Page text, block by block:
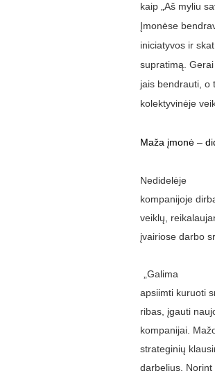
kaip „Aš myliu
Įmonėse
iniciatyvos ir
supratimą.
jais bendrauti, o
kolektyvinėje
Maža įmonė –
Nedidelėje
kompanijoje
veiklų,
įvairiose darbo
„Galima
apsiimti kuruoti
ribas, įgauti
kompanijai.
strateginių
darbelius.